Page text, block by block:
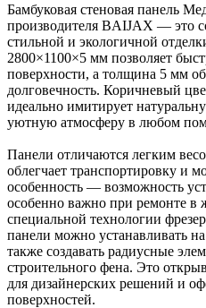
Бамбуковая стеновая панель
производителя BAIJAX — это
стильной и экологичной
2800×1100×5 мм позволяет
поверхности, а толщина 5 мм
долговечность. Коричневый
идеально имитирует
уютную атмосферу в любом
Панели отличаются легким
облегчает транспортировку и
особенность — возможность
особенно важно при ремонте
специальной технологии
панели можно устанавливать
также создавать радиусные
строительного фена. Это
для дизайнерских решений и
поверхностей.